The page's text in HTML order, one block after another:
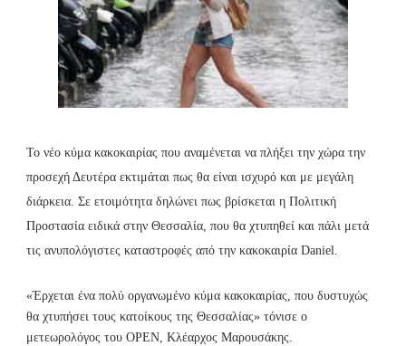
Το νέο κύμα κακοκαιρίας που αναμένεται να πλήξει την χώρα την
προσεχή Δευτέρα εκτιμάται πως θα είναι ισχυρό και με μεγάλη
διάρκεια. Σε ετοιμότητα δηλώνει πως βρίσκεται η Πολιτική
Προστασία ειδικά στην Θεσσαλία, που θα χτυπηθεί και πάλι μετά
τις ανυπολόγιστες καταστροφές από την κακοκαιρία Daniel.
«Έρχεται ένα πολύ οργανωμένο κύμα κακοκαιρίας, που δυστυχώς
θα χτυπήσει τους κατοίκους της Θεσσαλίας» τόνισε ο
μετεωρολόγος του OPEN, Κλέαρχος Μαρουσάκης.